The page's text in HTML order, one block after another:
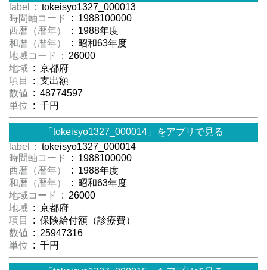
label
: tokeisyo1327_000013
時間軸コード
: 1988100000
西暦（暦年）
: 1988年度
和暦（暦年）
: 昭和63年度
地域コード
: 26000
地域 : 京都府
項目
: 支出額
数値 : 48774597
単位 : 千円
「tokeisyo1327_000014」をアプリで見る
label
: tokeisyo1327_000014
時間軸コード
: 1988100000
西暦（暦年）
: 1988年度
和暦（暦年）
: 昭和63年度
地域コード
: 26000
地域 : 京都府
項目
: 保険給付額（診療費）
数値 : 25947316
単位 : 千円